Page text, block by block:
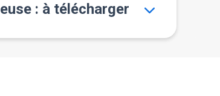
: à télécharger